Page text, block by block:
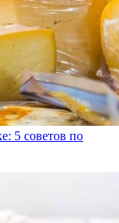
5 советов по